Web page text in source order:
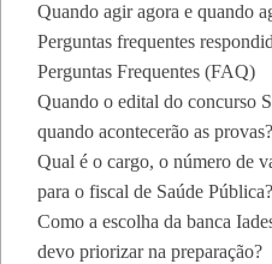
Quando agir agora e quando
Perguntas frequentes
Perguntas Frequentes (FAQ)
Quando o edital do concurso
quando acontecerão as provas?
Qual é o cargo, o número de
para o fiscal de Saúde Pública?
Como a escolha da banca
devo priorizar na preparação?